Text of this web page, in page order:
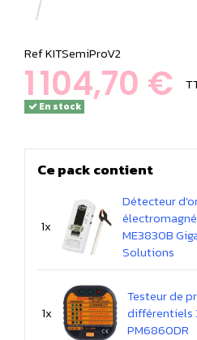
RefKITSemiProV2
1 104,70 €
En stock
Ce pack contient
1x
Détecteur
ME3830B
Solutions
1x
Testeur de
différentiels
PM6860DR